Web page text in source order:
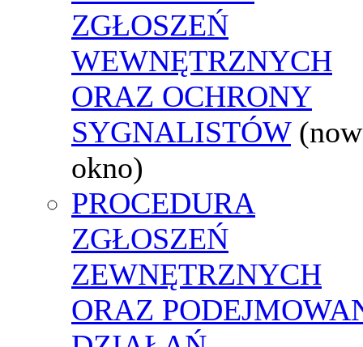
ZGŁOSZEŃ
WEWNĘTRZNYCH
ORAZ OCHRONY
SYGNALISTÓW
okno)
PROCEDURA
ZGŁOSZEŃ
ZEWNĘTRZNYCH
ORAZ